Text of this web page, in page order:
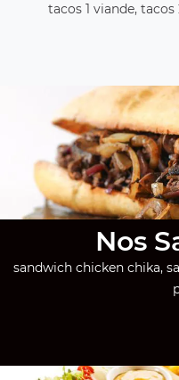
tacos 1 viande, tacos
Nos
sandwich chicken chika,